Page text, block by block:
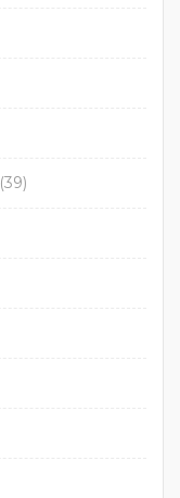
(39)